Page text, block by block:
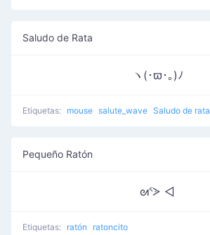
Saludo de Rata
ヽ(･ϖ･｡)ﾉ
Etiquetas: mouse salute_wave Saludo de rata
Pequeño Ratón
ᘛᕐᐷ ◅
Etiquetas: ratón ratoncito